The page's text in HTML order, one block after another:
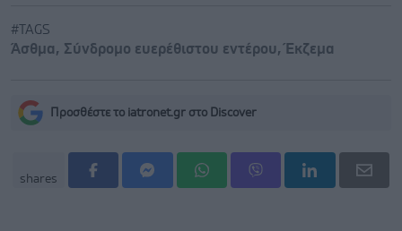
#TAGS
Άσθμα, Σύνδρομο ευερέθιστου εντέρου, Έκζεμα
Προσθέστε το iatronet.gr στο Discover
shares